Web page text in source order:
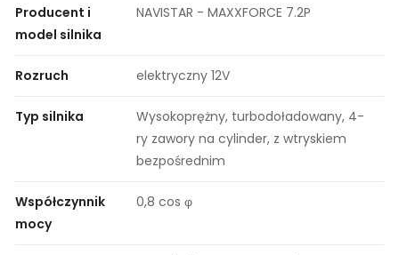
Producent i
model silnika
NAVISTAR - MAXXFORCE 7.2P
Rozruch elektryczny 12V
Typ silnika
Wysokoprężny, turbodoładowany, 4-
ry zawory na cylinder, z wtryskiem
bezpośrednim
Współczynnik
mocy
0,8 cos φ